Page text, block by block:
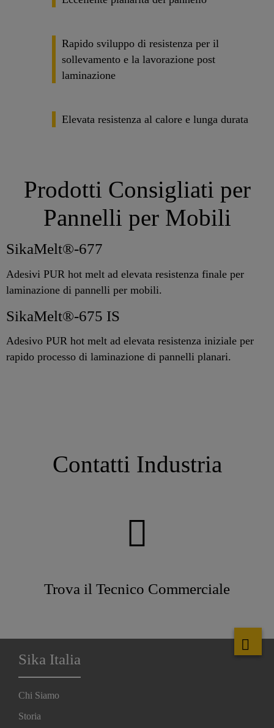
Rapido sviluppo di resistenza per il
sollevamento e la lavorazione post
laminazione
Elevata resistenza al calore e lunga durata
Prodotti Consigliati per
Pannelli per Mobili
SikaMelt®-677
Adesivi PUR hot melt ad elevata resistenza finale per
laminazione di pannelli per mobili.
SikaMelt®-675 IS
Adesivo PUR hot melt ad elevata resistenza iniziale per
rapido processo di laminazione di pannelli planari.
Contatti Industria
Trova il Tecnico Commerciale
Sika Italia
Chi Siamo
Storia